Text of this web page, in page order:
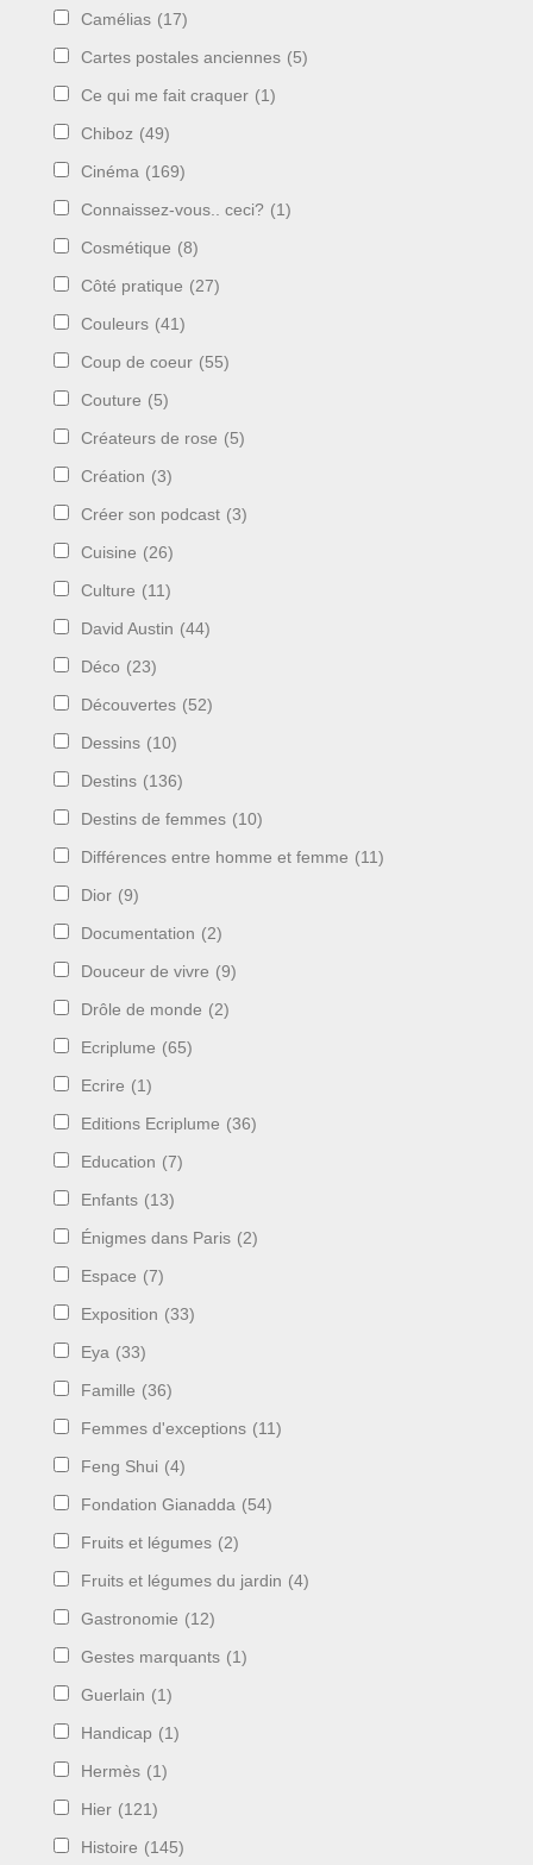
Camélias (17)
Cartes postales anciennes (5)
Ce qui me fait craquer (1)
Chiboz (49)
Cinéma (169)
Connaissez-vous.. ceci? (1)
Cosmétique (8)
Côté pratique (27)
Couleurs (41)
Coup de coeur (55)
Couture (5)
Créateurs de rose (5)
Création (3)
Créer son podcast (3)
Cuisine (26)
Culture (11)
David Austin (44)
Déco (23)
Découvertes (52)
Dessins (10)
Destins (136)
Destins de femmes (10)
Différences entre homme et femme (11)
Dior (9)
Documentation (2)
Douceur de vivre (9)
Drôle de monde (2)
Ecriplume (65)
Ecrire (1)
Editions Ecriplume (36)
Education (7)
Enfants (13)
Énigmes dans Paris (2)
Espace (7)
Exposition (33)
Eya (33)
Famille (36)
Femmes d'exceptions (11)
Feng Shui (4)
Fondation Gianadda (54)
Fruits et légumes (2)
Fruits et légumes du jardin (4)
Gastronomie (12)
Gestes marquants (1)
Guerlain (1)
Handicap (1)
Hermès (1)
Hier (121)
Histoire (145)